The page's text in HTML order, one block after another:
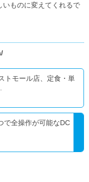
いものに変えてくれるで
トモール店、定食・単
で全操作が可能なDC